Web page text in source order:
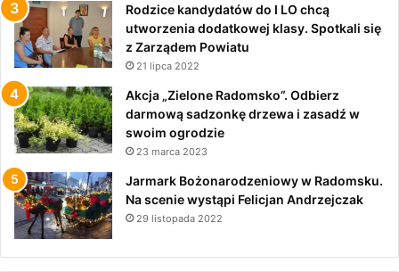
Rodzice kandydatów do I LO chcą
utworzenia dodatkowej klasy. Spotkali się
z Zarządem Powiatu
21 lipca 2022
Akcja „Zielone Radomsko”. Odbierz
darmową sadzonkę drzewa i zasadź w
swoim ogrodzie
23 marca 2023
Jarmark Bożonarodzeniowy w Radomsku.
Na scenie wystąpi Felicjan Andrzejczak
29 listopada 2022